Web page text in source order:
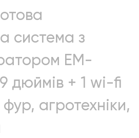
система з
EM-
дюймів + 1 wi-fi
агротехніки,